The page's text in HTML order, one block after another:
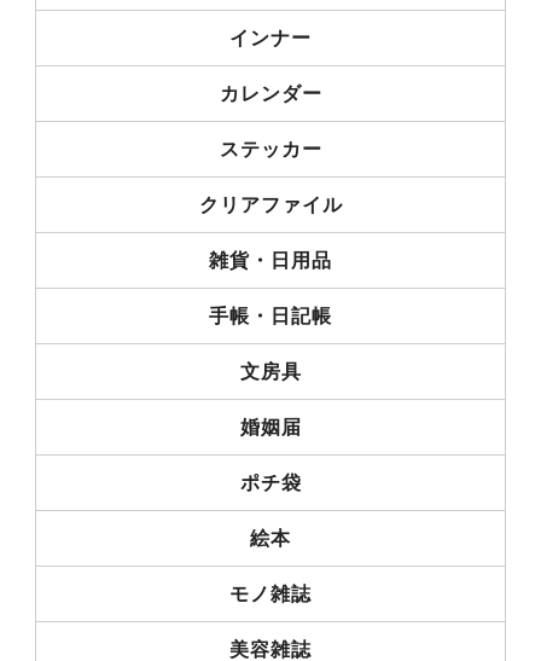
インナー
カレンダー
ステッカー
クリアファイル
雑貨・日用品
手帳・日記帳
文房具
婚姻届
ポチ袋
絵本
モノ雑誌
美容雑誌